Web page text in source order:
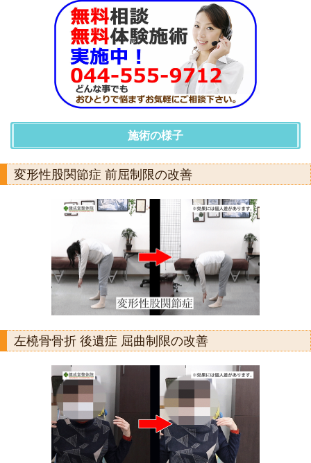
施術の様子
変形性股関節症 前屈制限の改善
左橈骨骨折 後遺症 屈曲制限の改善